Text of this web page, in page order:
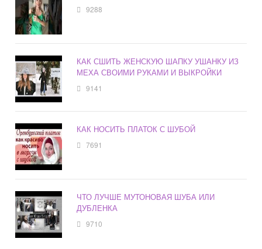
9288
КАК СШИТЬ ЖЕНСКУЮ ШАПКУ УШАНКУ ИЗ
МЕХА СВОИМИ РУКАМИ И ВЫКРОЙКИ
9141
КАК НОСИТЬ ПЛАТОК С ШУБОЙ
7691
ЧТО ЛУЧШЕ МУТОНОВАЯ ШУБА ИЛИ
ДУБЛЕНКА
9710